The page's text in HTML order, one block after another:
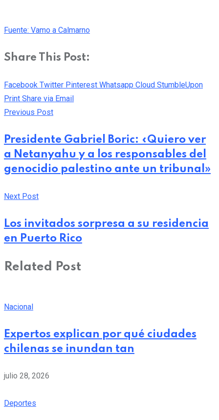
Fuente: Vamo a Calmarno
Share This Post:
Facebook Twitter Pinterest Whatsapp Cloud StumbleUpon
Print Share via Email
Previous Post
Presidente Gabriel Boric: «Quiero ver
a Netanyahu y a los responsables del
genocidio palestino ante un tribunal»
Next Post
Los invitados sorpresa a su residencia
en Puerto Rico
Related Post
Nacional
Expertos explican por qué ciudades
chilenas se inundan tan
julio 28, 2026
Deportes